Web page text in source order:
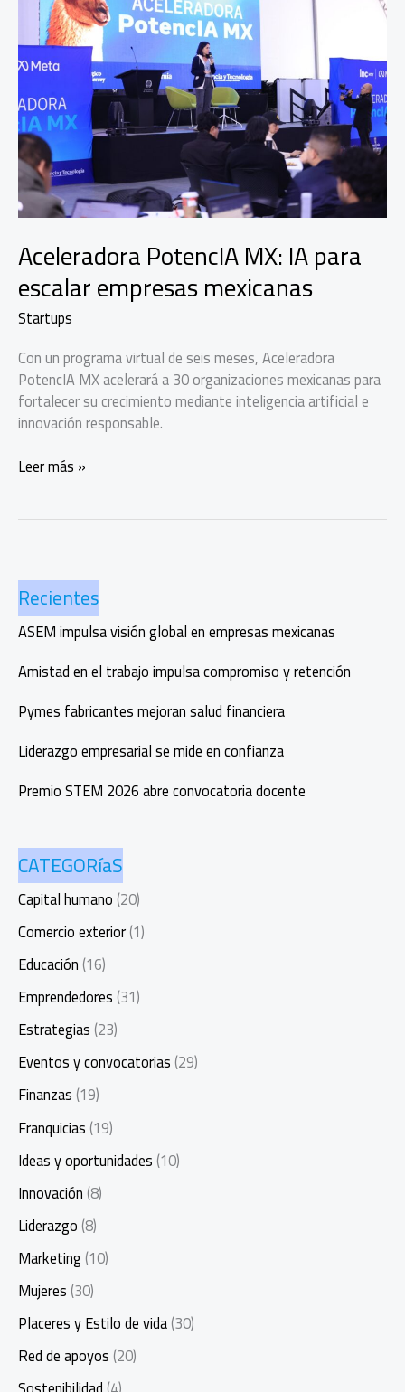
Aceleradora PotencIA MX: IA para
escalar empresas mexicanas
Startups
Con un programa virtual de seis meses, Aceleradora
PotencIA MX acelerará a 30 organizaciones mexicanas para
fortalecer su crecimiento mediante inteligencia artificial e
innovación responsable.
Aceleradora
escalar
empresas
mexicanas
Leer más »
Recientes
ASEM impulsa visión global en empresas mexicanas
Amistad en el trabajo impulsa compromiso y retención
Pymes fabricantes mejoran salud financiera
Liderazgo empresarial se mide en confianza
Premio STEM 2026 abre convocatoria docente
CATEGORíaS
Capital humano(20)
Comercio exterior(1)
Educación(16)
Emprendedores(31)
Estrategias(23)
Eventos y convocatorias(29)
Finanzas(19)
Franquicias(19)
Ideas y oportunidades(10)
Innovación(8)
Liderazgo(8)
Marketing(10)
Mujeres(30)
Placeres y Estilo de vida(30)
Red de apoyos(20)